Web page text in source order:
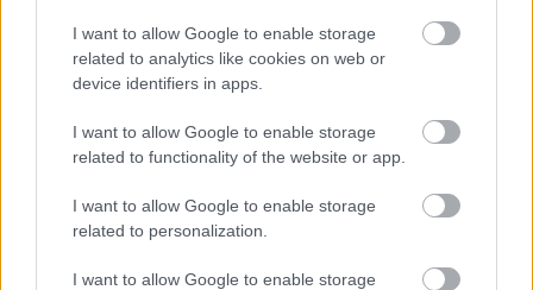
I want to allow Google to enable storage
related to analytics like cookies on web or
device identifiers in apps.
I want to allow Google to enable storage
related to functionality of the website or app.
I want to allow Google to enable storage
related to personalization.
I want to allow Google to enable storage
nemzetikonyvtar 2023. május 30.
környezetében magánáhítat céljára használt latin és
népnyelvű kézírásos és nyomtatott könyvek
különböző típusait bemutató időszaki kiállításunk
2023. április 21-től május 31-ig tekinthették meg az
érdeklődők. Az Őszentsége Ferenc pápa
magyarországi…